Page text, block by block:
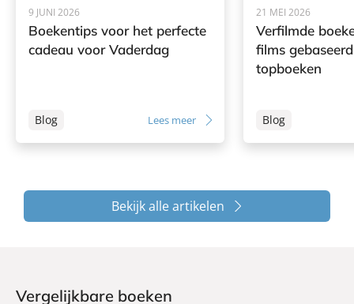
9 JUNI 2026
Boekentips voor het perfecte
cadeau voor Vaderdag
Blog Lees meer
21 MEI 2026
Verfilmde
films
topboeken
Blog
Bekijk alle artikelen
Vergelijkbare boeken